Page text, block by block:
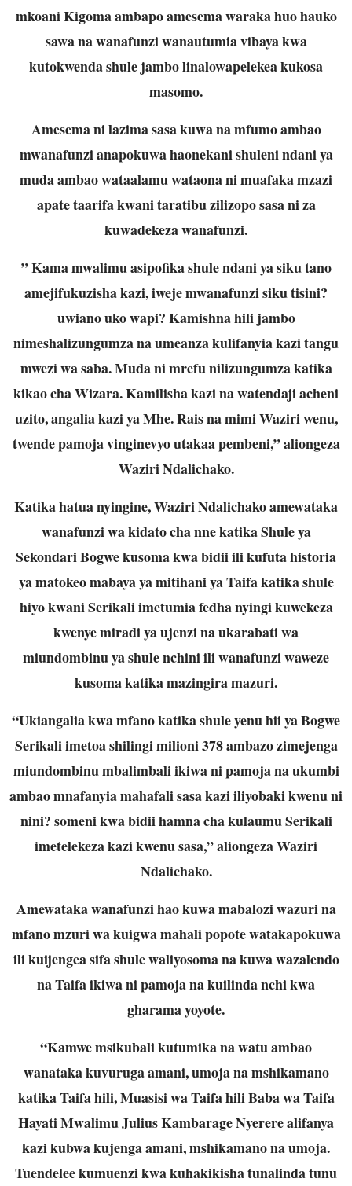
mkoani Kigoma ambapo amesema waraka huo hauko
sawa na wanafunzi wanautumia vibaya kwa
kutokwenda shule jambo linalowapelekea kukosa
masomo.
Amesema ni lazima sasa kuwa na mfumo ambao
mwanafunzi anapokuwa haonekani shuleni ndani ya
muda ambao wataalamu wataona ni muafaka mzazi
apate taarifa kwani taratibu zilizopo sasa ni za
kuwadekeza wanafunzi.
” Kama mwalimu asipofika shule ndani ya siku tano
amejifukuzisha kazi, iweje mwanafunzi siku tisini?
uwiano uko wapi? Kamishna hili jambo
nimeshalizungumza na umeanza kulifanyia kazi tangu
mwezi wa saba. Muda ni mrefu nilizungumza katika
kikao cha Wizara. Kamilisha kazi na watendaji acheni
uzito, angalia kazi ya Mhe. Rais na mimi Waziri wenu,
twende pamoja vinginevyo utakaa pembeni,” aliongeza
Waziri Ndalichako.
Katika hatua nyingine, Waziri Ndalichako amewataka
wanafunzi wa kidato cha nne katika Shule ya
Sekondari Bogwe kusoma kwa bidii ili kufuta historia
ya matokeo mabaya ya mitihani ya Taifa katika shule
hiyo kwani Serikali imetumia fedha nyingi kuwekeza
kwenye miradi ya ujenzi na ukarabati wa
miundombinu ya shule nchini ili wanafunzi waweze
kusoma katika mazingira mazuri.
“Ukiangalia kwa mfano katika shule yenu hii ya Bogwe
Serikali imetoa shilingi milioni 378 ambazo zimejenga
miundombinu mbalimbali ikiwa ni pamoja na ukumbi
ambao mnafanyia mahafali sasa kazi iliyobaki kwenu ni
nini? someni kwa bidii hamna cha kulaumu Serikali
imetelekeza kazi kwenu sasa,” aliongeza Waziri
Ndalichako.
Amewataka wanafunzi hao kuwa mabalozi wazuri na
mfano mzuri wa kuigwa mahali popote watakapokuwa
ili kuijengea sifa shule waliyosoma na kuwa wazalendo
na Taifa ikiwa ni pamoja na kuilinda nchi kwa
gharama yoyote.
“Kamwe msikubali kutumika na watu ambao
wanataka kuvuruga amani, umoja na mshikamano
katika Taifa hili, Muasisi wa Taifa hili Baba wa Taifa
Hayati Mwalimu Julius Kambarage Nyerere alifanya
kazi kubwa kujenga amani, mshikamano na umoja.
Tuendelee kumuenzi kwa kuhakikisha tunalinda tunu